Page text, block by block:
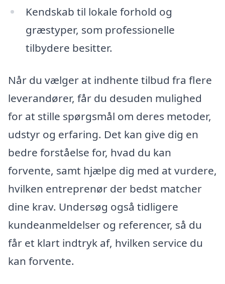
Kendskab til lokale forhold og
græstyper, som professionelle
tilbydere besitter.
Når du vælger at indhente tilbud fra flere
leverandører, får du desuden mulighed
for at stille spørgsmål om deres metoder,
udstyr og erfaring. Det kan give dig en
bedre forståelse for, hvad du kan
forvente, samt hjælpe dig med at vurdere,
hvilken entreprenør der bedst matcher
dine krav. Undersøg også tidligere
kundeanmeldelser og referencer, så du
får et klart indtryk af, hvilken service du
kan forvente.